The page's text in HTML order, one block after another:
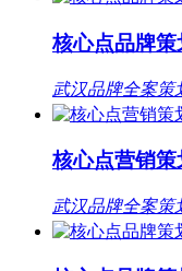
核心点品牌
武汉品牌全案策
核心点营销
武汉品牌全案策